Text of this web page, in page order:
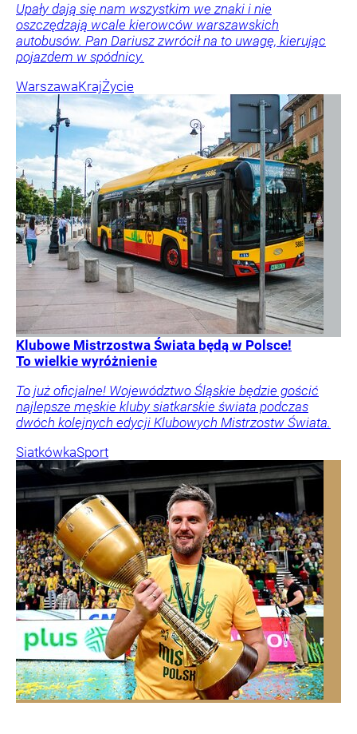
Upały dają się nam wszystkim we znaki i nie
oszczędzają wcale kierowców warszawskich
autobusów. Pan Dariusz zwrócił na to uwagę, kierując
pojazdem w spódnicy.
WarszawaKrajŻycie
Klubowe Mistrzostwa Świata będą w Polsce!
To wielkie wyróżnienie
To już oficjalne! Województwo Śląskie będzie gościć
najlepsze męskie kluby siatkarskie świata podczas
dwóch kolejnych edycji Klubowych Mistrzostw Świata.
SiatkówkaSport